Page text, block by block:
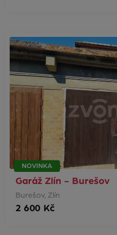
NOVINKA
Garáž Zlín - Burešov
Burešov, Zlín
2 600 Kč